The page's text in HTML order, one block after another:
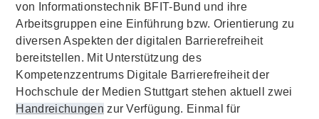
von Informationstechnik BFIT-Bund und ihre
Arbeitsgruppen eine Einführung bzw. Orientierung zu
diversen Aspekten der digitalen Barrierefreiheit
bereitstellen. Mit Unterstützung des
Kompetenzzentrums Digitale Barrierefreiheit der
Hochschule der Medien Stuttgart stehen aktuell zwei
Handreichungen zur Verfügung. Einmal für